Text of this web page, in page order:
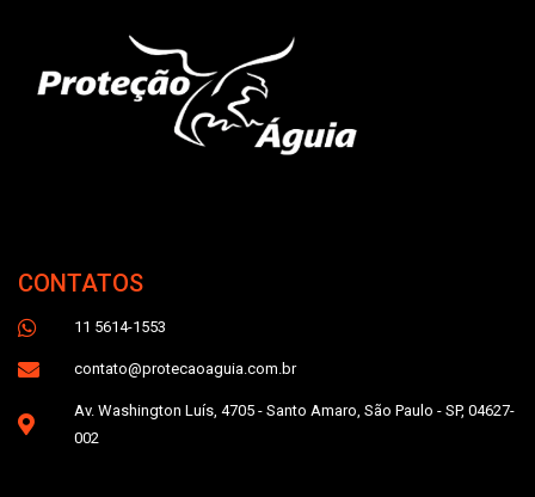
CONTATOS
11 5614-1553
contato@protecaoaguia.com.br
Av. Washington Luís, 4705 - Santo Amaro, São Paulo - SP, 04627-
002